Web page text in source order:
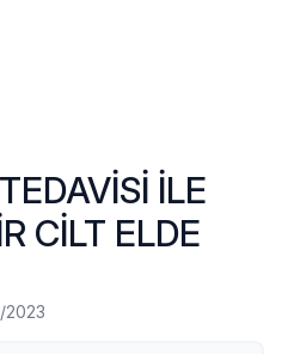
İLE
CİLT ELDE
2023